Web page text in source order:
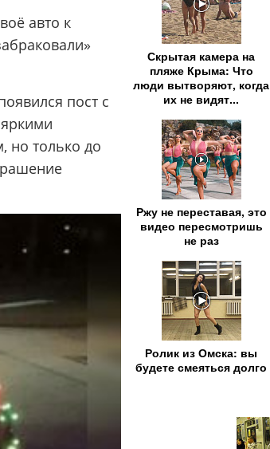
авто к
пост с
но только до
Скрытая камера на
пляже Крыма: Что
люди вытворяют, когда
их не видят...
Ржу не переставая, это
видео пересмотришь
не раз
Ролик из Омска: вы
будете смеяться долго